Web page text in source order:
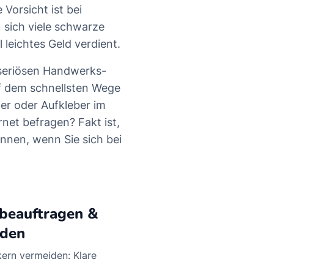
Vorsicht ist bei
viele schwarze
Geld verdient.
Handwerks-
schnellsten Wege
oder Aufkleber im
befragen? Fakt ist,
wenn Sie sich bei
&
vermeiden: Klare